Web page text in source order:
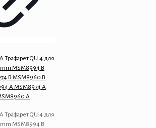
Трафарет QU:4 для
MSM8994 B
B MSM8960 B
A MSM8974 A
A
Трафарет QU:4 для
MSM8994 B